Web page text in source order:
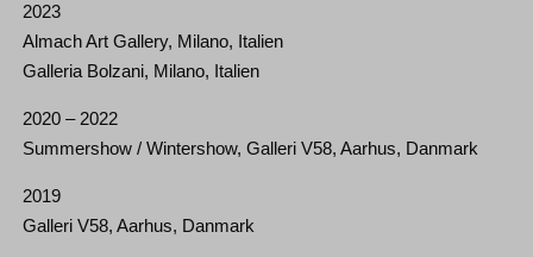
2023
Almach Art Gallery, Milano, Italien
Galleria Bolzani, Milano, Italien
2020 – 2022
Summershow / Wintershow, Galleri V58, Aarhus, Danmark
2019
Galleri V58, Aarhus, Danmark